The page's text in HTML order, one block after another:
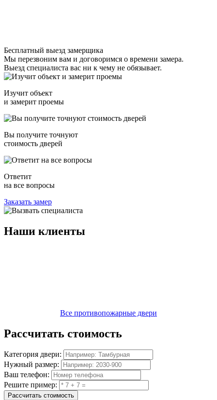
Бесплатный выезд замерщика
Мы перезвоним вам и договоримся о времени замера.
Выезд специалиста вас ни к чему не обязывает.
Изучит объект
и замерит проемы
Вы получите точнуют
стоимость дверей
Ответит
на все вопросы
Заказать замер
Наши клиенты
Все противопожарные двери
Рассчитать стоимость
Категория двери:
Нужный размер:
Ваш телефон:
Решите пример:
Рассчитать стоимость